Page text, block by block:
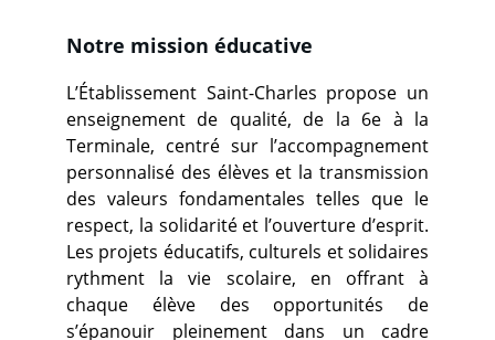
L’Établissement Saint-Charles propose un
enseignement de qualité, de la 6e à la
Terminale, centré sur l’accompagnement
personnalisé des élèves et la transmission
des valeurs fondamentales telles que le
respect, la solidarité et l’ouverture d’esprit.
Les projets éducatifs, culturels et solidaires
rythment la vie scolaire, en offrant à
chaque élève des opportunités de
s’épanouir pleinement dans un cadre
Notre mission éducative